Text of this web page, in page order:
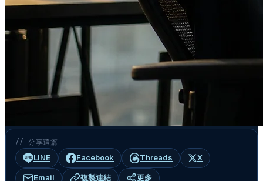
// 分享這篇
LINE Facebook Threads X
Email 複製連結 更多